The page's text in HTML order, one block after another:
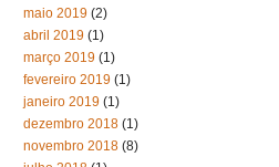
maio 2019 (2)
abril 2019 (1)
março 2019 (1)
fevereiro 2019 (1)
janeiro 2019 (1)
dezembro 2018 (1)
novembro 2018 (8)